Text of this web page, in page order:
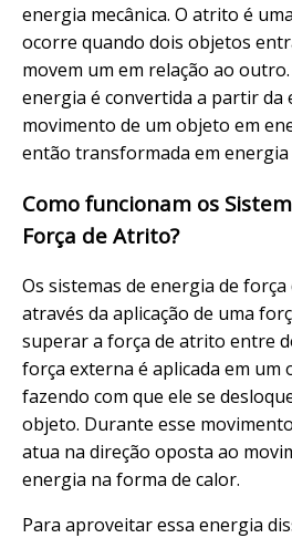
energia mecânica. O atrito é
ocorre quando dois objetos
movem um em relação ao
energia é convertida a partir da
movimento de um objeto em
então transformada em energia
Como funcionam os
Força de Atrito?
Os sistemas de energia de
através da aplicação de uma
superar a força de atrito entre
força externa é aplicada em um
fazendo com que ele se
objeto. Durante esse
atua na direção oposta ao
energia na forma de calor.
Para aproveitar essa energia